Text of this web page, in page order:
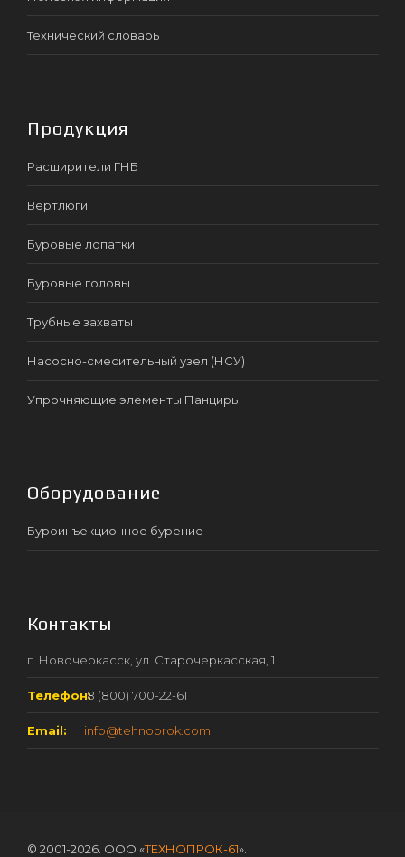
Технический словарь
Продукция
Расширители ГНБ
Вертлюги
Буровые лопатки
Буровые головы
Трубные захваты
Насосно-смесительный узел (НСУ)
Упрочняющие элементы Панцирь
Оборудование
Буроинъекционное бурение
Контакты
г. Новочеркасск, ул. Старочеркасская, 1
Телефон:8 (800) 700-22-61
Email: info@tehnoprok.com
© 2001-2026. ООО «ТЕХНОПРОК-61».